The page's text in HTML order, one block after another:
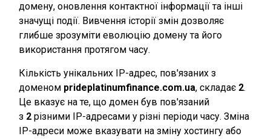
домену, оновлення контактної інформації та інші
значущі події. Вивчення історії змін дозволяє
глибше зрозуміти еволюцію домену та його
використання протягом часу.
Кількість унікальних IP-адрес, пов'язаних з
доменом prideplatinumfinance.com.ua, складає 2.
Це вказує на те, що домен був пов'язаний
з 2 різними IP-адресами у різні періоди часу. Зміна
IP-адреси може вказувати на зміну хостингу або